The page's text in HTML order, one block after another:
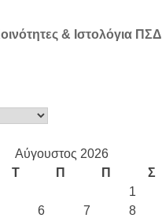
& Ιστολόγια ΠΣΔ
Αύγουστος 2026
Τ Π Π Σ
1
6 7 8